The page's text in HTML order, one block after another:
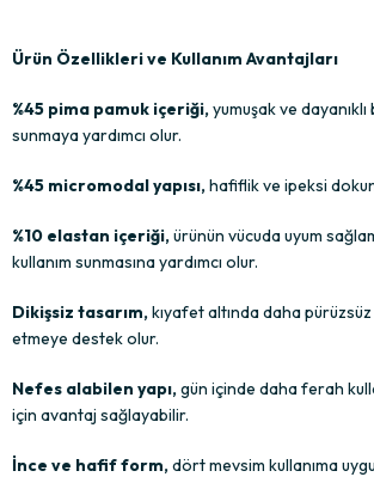
Ürün Özellikleri ve Kullanım Avantajları
%45 pima pamuk içeriği,yumuşak ve
sunmaya yardımcı olur.
%45 micromodal yapısı,hafiflik ve ipeksi
%10 elastan içeriği,ürünün vücuda uyum
kullanım sunmasına yardımcı olur.
Dikişsiz tasarım,kıyafet altında daha
etmeye destek olur.
Nefes alabilen yapı,gün içinde daha ferah
için avantaj sağlayabilir.
İnce ve hafif form,dört mevsim kullanıma